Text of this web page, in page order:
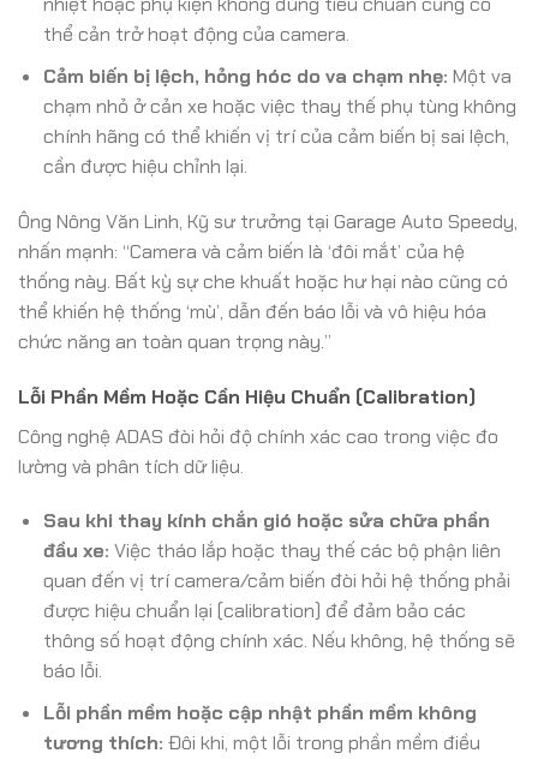
thể cản trở hoạt động của camera.
Cảm biến bị lệch, hỏng hóc do va chạm nhẹ: Một va
chạm nhỏ ở cản xe hoặc việc thay thế phụ tùng không
chính hãng có thể khiến vị trí của cảm biến bị sai lệch,
cần được hiệu chỉnh lại.
Ông Nông Văn Linh, Kỹ sư trưởng tại Garage Auto Speedy,
nhấn mạnh: “Camera và cảm biến là ‘đôi mắt’ của hệ
thống này. Bất kỳ sự che khuất hoặc hư hại nào cũng có
thể khiến hệ thống ‘mù’, dẫn đến báo lỗi và vô hiệu hóa
chức năng an toàn quan trọng này.”
Lỗi Phần Mềm Hoặc Cần Hiệu Chuẩn (Calibration)
Công nghệ ADAS đòi hỏi độ chính xác cao trong việc đo
lường và phân tích dữ liệu.
Sau khi thay kính chắn gió hoặc sửa chữa phần
đầu xe: Việc tháo lắp hoặc thay thế các bộ phận liên
quan đến vị trí camera/cảm biến đòi hỏi hệ thống phải
được hiệu chuẩn lại (calibration) để đảm bảo các
thông số hoạt động chính xác. Nếu không, hệ thống sẽ
báo lỗi.
Lỗi phần mềm hoặc cập nhật phần mềm không
tương thích: Đôi khi, một lỗi trong phần mềm điều